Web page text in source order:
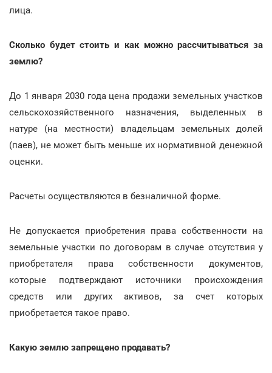
лица.
Сколько будет стоить и как можно рассчитываться за
землю?
До 1 января 2030 года цена продажи земельных участков
сельскохозяйственного назначения, выделенных в
натуре (на местности) владельцам земельных долей
(паев), не может быть меньше их нормативной денежной
оценки.
Расчеты осуществляются в безналичной форме.
Не допускается приобретения права собственности на
земельные участки по договорам в случае отсутствия у
приобретателя права собственности документов,
которые подтверждают источники происхождения
средств или других активов, за счет которых
приобретается такое право.
Какую землю запрещено продавать?